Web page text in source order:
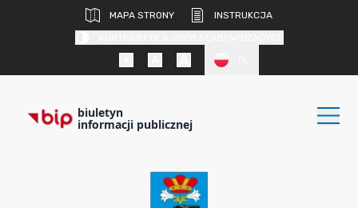
MAPA STRONY
INSTRUKCJA
biuletyn
informacji publicznej